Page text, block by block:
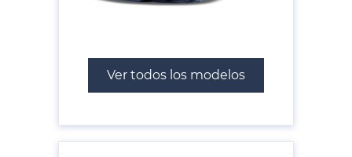
Ver todos los modelos